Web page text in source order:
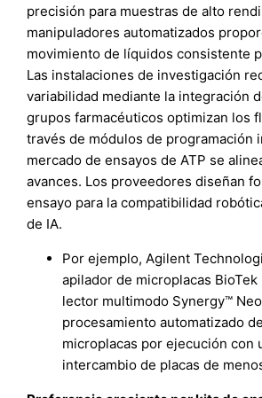
precisión para muestras de alto
manipuladores automatizados
movimiento de líquidos consistente
Las instalaciones de investigación
variabilidad mediante la integración
grupos farmacéuticos optimizan los
través de módulos de programación
mercado de ensayos de ATP se
avances. Los proveedores diseñan
ensayo para la compatibilidad
de IA.
Por ejemplo, Agilent
apilador de microplacas
lector multimodo Synergy™
procesamiento automatizado
microplacas por ejecución con
intercambio de placas de